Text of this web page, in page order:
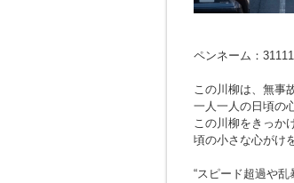
ペンネーム：
この川柳は、無事
一人一人の日頃の
この川柳をきっか
頃の小さな心がけ
“スピード超過や